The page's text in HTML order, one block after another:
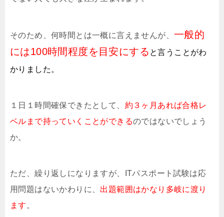
そのため、何時間とは一概に言えませんが、 一般的
には100時間程度を目安にする と言うことがわ
かりました。
１日１時間確保できたとして、 約３ヶ月あれば合格レ
ベルまで持っていくことができるのではないでしょう
か。
ただ、繰り返しになりますが、ITパスポート試験は応
用問題はないかわりに、 出題範囲はかなり多岐に渡り
ます 。